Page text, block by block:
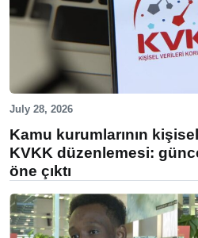
July 28, 2026
Kamu kurumlarının
KVKK düzenlemesi:
öne çıktı